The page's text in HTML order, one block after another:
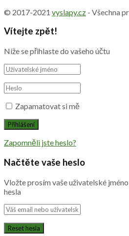
© 2017-2021 vyslapy.cz - Všechna
Vítejte zpět!
Níže se přihlaste do vašeho účtu
Zapamatovat si mě
Zapomněli jste heslo?
Načtěte vaše heslo
Vložte prosím vaše uživatelské
hesla